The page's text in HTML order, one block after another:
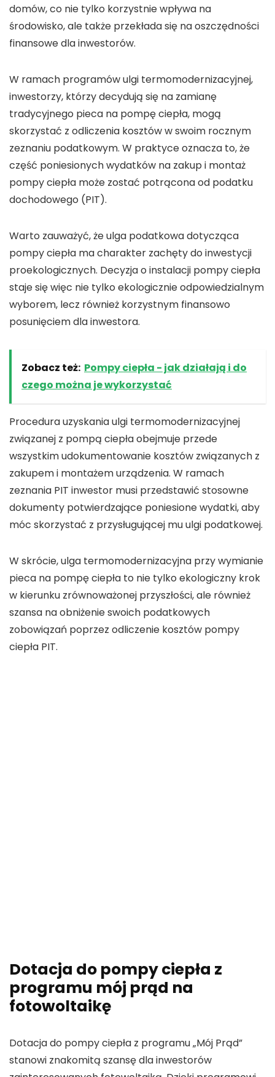
domów, co nie tylko korzystnie wpływa na
środowisko, ale także przekłada się na oszczędności
finansowe dla inwestorów.
W ramach programów ulgi termomodernizacyjnej,
inwestorzy, którzy decydują się na zamianę
tradycyjnego pieca na pompę ciepła, mogą
skorzystać z odliczenia kosztów w swoim rocznym
zeznaniu podatkowym. W praktyce oznacza to, że
część poniesionych wydatków na zakup i montaż
pompy ciepła może zostać potrącona od podatku
dochodowego (PIT).
Warto zauważyć, że ulga podatkowa dotycząca
pompy ciepła ma charakter zachęty do inwestycji
proekologicznych. Decyzja o instalacji pompy ciepła
staje się więc nie tylko ekologicznie odpowiedzialnym
wyborem, lecz również korzystnym finansowo
posunięciem dla inwestora.
Zobacz też: Pompy ciepła - jak działają i do
czego można je wykorzystać
Procedura uzyskania ulgi termomodernizacyjnej
związanej z pompą ciepła obejmuje przede
wszystkim udokumentowanie kosztów związanych z
zakupem i montażem urządzenia. W ramach
zeznania PIT inwestor musi przedstawić stosowne
dokumenty potwierdzające poniesione wydatki, aby
móc skorzystać z przysługującej mu ulgi podatkowej.
W skrócie, ulga termomodernizacyjna przy wymianie
pieca na pompę ciepła to nie tylko ekologiczny krok
w kierunku zrównoważonej przyszłości, ale również
szansa na obniżenie swoich podatkowych
zobowiązań poprzez odliczenie kosztów pompy
ciepła PIT.
Dotacja do pompy ciepła z
programu mój prąd na
fotowoltaikę
Dotacja do pompy ciepła z programu „Mój Prąd”
stanowi znakomitą szansę dla inwestorów